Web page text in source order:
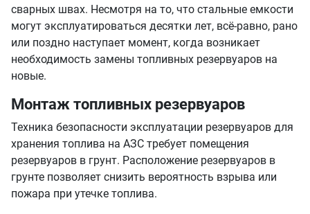
сварных швах. Несмотря на то, что стальные емкости
могут эксплуатироваться десятки лет, всё-равно, рано
или поздно наступает момент, когда возникает
необходимость замены топливных резервуаров на
новые.
Монтаж топливных резервуаров
Техника безопасности эксплуатации резервуаров для
хранения топлива на АЗС требует помещения
резервуаров в грунт. Расположение резервуаров в
грунте позволяет снизить вероятность взрыва или
пожара при утечке топлива.